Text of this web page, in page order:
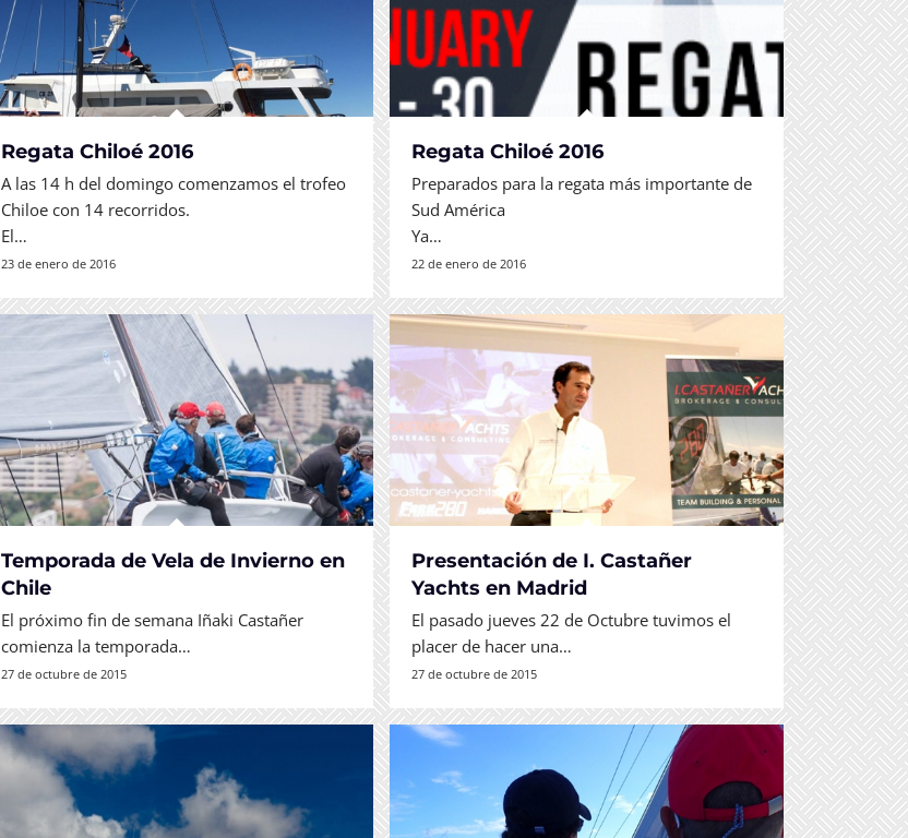
Regata Chiloé 2016
A las 14 h del domingo comenzamos el trofeo
Chiloe con 14 recorridos.
El…
23 de enero de 2016
Regata Chiloé 2016
Preparados para la regata más importante de
Sud América
Ya…
22 de enero de 2016
Temporada de Vela de Invierno en
Chile
El próximo fin de semana Iñaki Castañer
comienza la temporada…
27 de octubre de 2015
Presentación de I. Castañer
Yachts en Madrid
El pasado jueves 22 de Octubre tuvimos el
placer de hacer una…
27 de octubre de 2015